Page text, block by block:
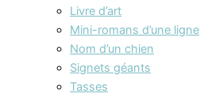
Livre d’art
Mini-romans d’une ligne
Nom d’un chien
Signets géants
Tasses